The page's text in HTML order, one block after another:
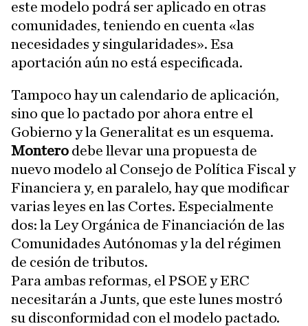
este modelo podrá ser aplicado en otras
comunidades, teniendo en cuenta «las
necesidades y singularidades». Esa
aportación aún no está especificada.
Tampoco hay un calendario de aplicación,
sino que lo pactado por ahora entre el
Gobierno y la Generalitat es un esquema.
Montero debe llevar una propuesta de
nuevo modelo al Consejo de Política Fiscal y
Financiera y, en paralelo, hay que modificar
varias leyes en las Cortes. Especialmente
dos: la Ley Orgánica de Financiación de las
Comunidades Autónomas y la del régimen
de cesión de tributos.
Para ambas reformas, el PSOE y ERC
necesitarán a Junts, que este lunes mostró
su disconformidad con el modelo pactado.